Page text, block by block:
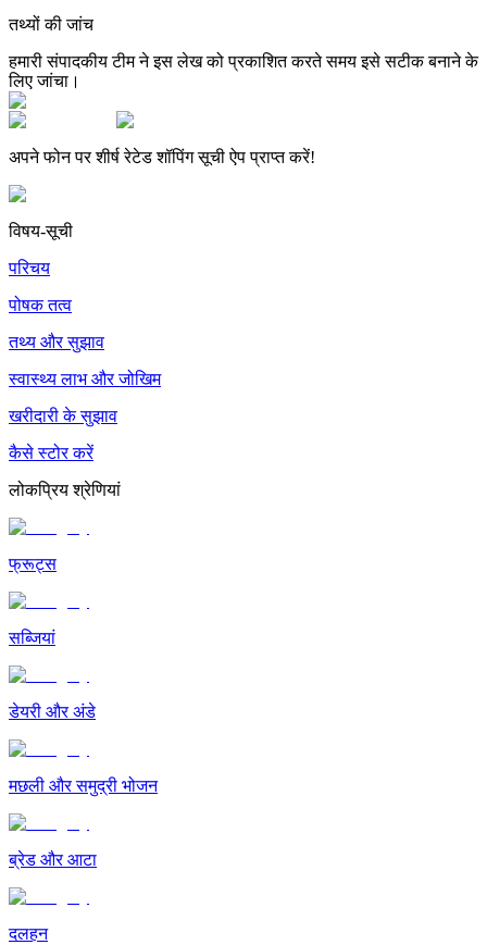
तथ्यों की जांच
हमारी संपादकीय टीम ने इस लेख को प्रकाशित करते समय इसे सटीक बनाने के
लिए जांचा।
अपने फोन पर शीर्ष रेटेड शॉपिंग सूची ऐप प्राप्त करें!
विषय-सूची
परिचय
पोषक तत्व
तथ्य और सुझाव
स्वास्थ्य लाभ और जोखिम
खरीदारी के सुझाव
कैसे स्टोर करें
लोकप्रिय श्रेणियां
फ्रूट्स
सब्जियां
डेयरी और अंडे
मछली और समुद्री भोजन
ब्रेड और आटा
दलहन